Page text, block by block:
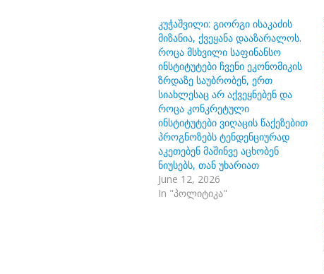
კუჭაშვილი: გიორგი ისაკაძის
მიზანია, ქვეყანა დააზარალოს.
როცა მსხვილი საფინანსო
ინსტიტუტები ჩვენი ეკონომიკის
ზრდაზე საუბრობენ, ერთ
სიახლესაც არ აქვეყნებენ და
როცა კონკრეტული
ინსტიტუტები ვიღაცის წაქეზებით
პროგნოზებს ტენდენციურად
აკეთებენ მაშინვე აცხობენ
ნიუსებს, თან უხარიათ
June 12, 2026
In "პოლიტიკა"